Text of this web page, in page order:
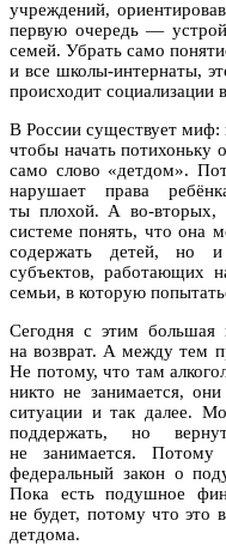
учреждений,
первую очередь —
семей. Убрать само
и все школы-интернаты,
происходит социализации
В России существует
чтобы начать потихоньку
само слово «детдом».
нарушает права
ты плохой. А во-вторых,
системе понять, что она
содержать детей, но
субъектов, работающих
семьи, в которую
Сегодня с этим большая
на возврат. А между тем
Не потому, что там
никто не занимается, они
ситуации и так далее.
поддержать, но
не занимается.
федеральный закон о
Пока есть подушное
не будет, потому что это
детдома.